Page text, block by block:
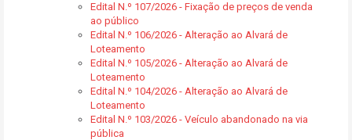
Edital N.º 107/2026 - Fixação de preços de venda
ao público
Edital N.º 106/2026 - Alteração ao Alvará de
Loteamento
Edital N.º 105/2026 - Alteração ao Alvará de
Loteamento
Edital N.º 104/2026 - Alteração ao Alvará de
Loteamento
Edital N.º 103/2026 - Veículo abandonado na via
pública